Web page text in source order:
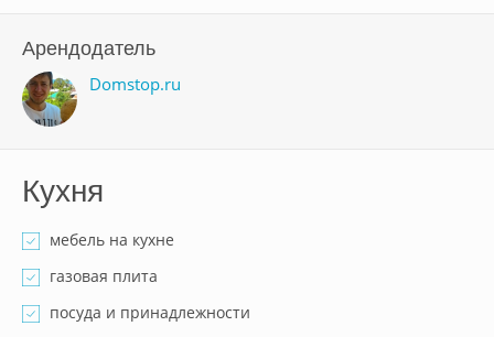
Арендодатель
Domstop.ru
Кухня
мебель на кухне
газовая плита
посуда и принадлежности